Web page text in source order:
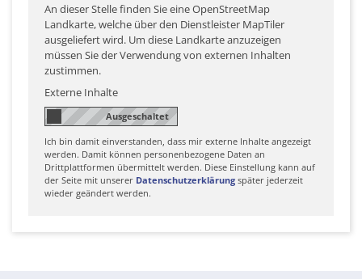
An dieser Stelle finden Sie eine OpenStreetMap
Landkarte, welche über den Dienstleister MapTiler
ausgeliefert wird. Um diese Landkarte anzuzeigen
müssen Sie der Verwendung von externen Inhalten
zustimmen.
Externe Inhalte
Ich bin damit einverstanden, dass mir externe Inhalte angezeigt
werden. Damit können personenbezogene Daten an
Drittplattformen übermittelt werden. Diese Einstellung kann auf
der Seite mit unserer Datenschutzerklärung später jederzeit
wieder geändert werden.